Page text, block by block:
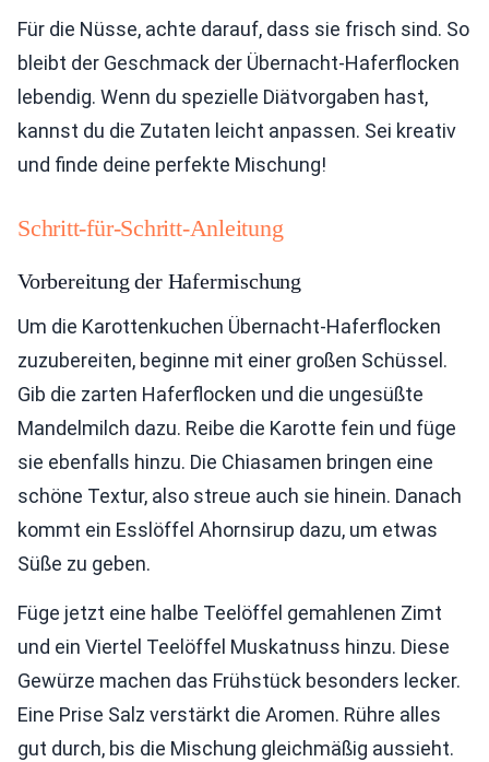
Für die Nüsse, achte darauf, dass sie frisch sind. So
bleibt der Geschmack der Übernacht-Haferflocken
lebendig. Wenn du spezielle Diätvorgaben hast,
kannst du die Zutaten leicht anpassen. Sei kreativ
und finde deine perfekte Mischung!
Schritt-für-Schritt-Anleitung
Vorbereitung der Hafermischung
Um die Karottenkuchen Übernacht-Haferflocken
zuzubereiten, beginne mit einer großen Schüssel.
Gib die zarten Haferflocken und die ungesüßte
Mandelmilch dazu. Reibe die Karotte fein und füge
sie ebenfalls hinzu. Die Chiasamen bringen eine
schöne Textur, also streue auch sie hinein. Danach
kommt ein Esslöffel Ahornsirup dazu, um etwas
Süße zu geben.
Füge jetzt eine halbe Teelöffel gemahlenen Zimt
und ein Viertel Teelöffel Muskatnuss hinzu. Diese
Gewürze machen das Frühstück besonders lecker.
Eine Prise Salz verstärkt die Aromen. Rühre alles
gut durch, bis die Mischung gleichmäßig aussieht.